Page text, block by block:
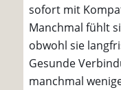
sofort mit
Manchmal fühlt
obwohl sie
Gesunde
manchmal